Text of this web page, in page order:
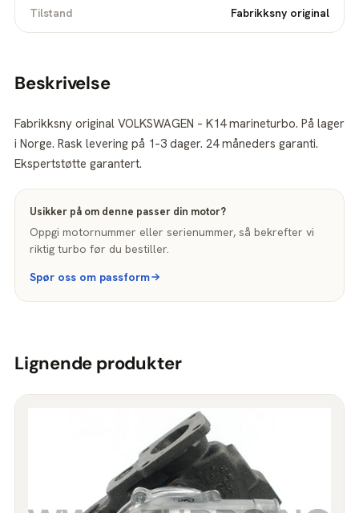
Tilstand Fabrikksny original
Beskrivelse
Fabrikksny original VOLKSWAGEN – K14 marineturbo. På lager
i Norge. Rask levering på 1–3 dager. 24 måneders garanti.
Ekspertstøtte garantert.
Usikker på om denne passer din motor?
Oppgi motornummer eller serienummer, så bekrefter vi
riktig turbo før du bestiller.
Spør oss om passform
Lignende produkter